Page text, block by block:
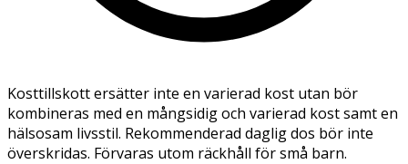
Kosttillskott ersätter inte en varierad kost utan bör
kombineras med en mångsidig och varierad kost samt en
hälsosam livsstil. Rekommenderad daglig dos bör inte
överskridas. Förvaras utom räckhåll för små barn.